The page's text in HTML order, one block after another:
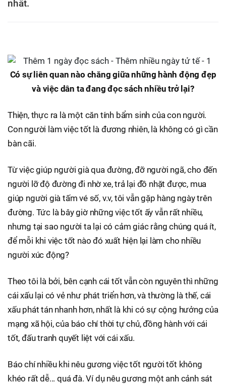
nhất.
Có sự liên quan nào chăng giữa những hành động đẹp
và việc dân ta đang đọc sách nhiều trở lại?
Thiện, thực ra là một căn tính bẩm sinh của con người.
Con người làm việc tốt là đương nhiên, là không có gì cần
bàn cãi.
Từ việc giúp người già qua đường, đỡ người ngã, cho đến
người lỡ độ đường đi nhờ xe, trả lại đồ nhặt được, mua
giúp người già tấm vé số, v.v, tôi vẫn gặp hàng ngày trên
đường. Tức là bây giờ những việc tốt ấy vẫn rất nhiều,
nhưng tại sao người ta lại có cảm giác rằng chúng quá ít,
để mỗi khi việc tốt nào đó xuất hiện lại làm cho nhiều
người xúc động?
Theo tôi là bởi, bên cạnh cái tốt vẫn còn nguyên thì những
cái xấu lại có vẻ như phát triển hơn, và thường là thế, cái
xấu phát tán nhanh hơn, nhất là khi có sự cộng hưởng của
mạng xã hội, của báo chí thời tự chủ, đồng hành với cái
tốt, đấu tranh quyết liệt với cái xấu.
Báo chí nhiều khi nêu gương việc tốt người tốt không
khéo rất dễ... quá đà. Ví dụ nêu gương một anh cảnh sát